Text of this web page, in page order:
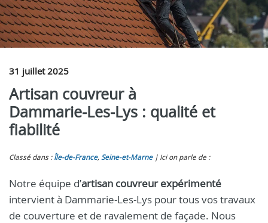
31 juillet 2025
Artisan couvreur à
Dammarie‑Les‑Lys : qualité et
fiabilité
Classé dans : Île-de-France, Seine-et-Marne Ici on parle de :
Notre équipe d’artisan couvreur expérimenté
intervient à Dammarie‑Les‑Lys pour tous vos travaux
de couverture et de ravalement de façade. Nous